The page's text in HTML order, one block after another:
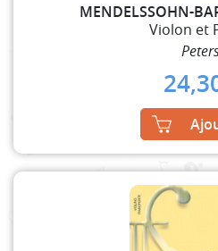
MENDELSSOHN-
Violon et